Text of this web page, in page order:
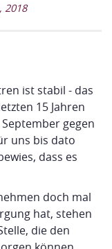
2018
ist stabil - das
15 Jahren
gegen
uns bis dato
dass es
doch mal
hat, stehen
die den